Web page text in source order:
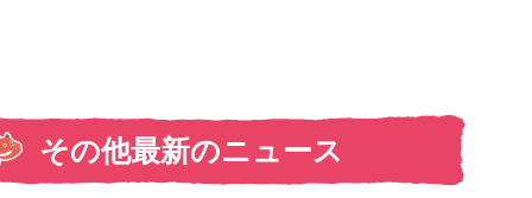
その他最新のニュース